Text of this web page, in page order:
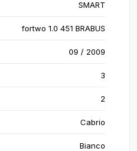
SMART
fortwo 1.0 451 BRABUS
09 / 2009
3
2
Cabrio
Bianco